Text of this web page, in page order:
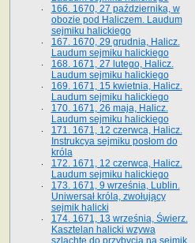
166. 1670, 27 października, w
obozie pod Haliczem. Laudum
sejmiku halickiego
167. 1670, 29 grudnia, Halicz.
Laudum sejmiku halickiego
168. 1671, 27 lutego, Halicz.
Laudum sejmiku halickiego
169. 1671, 15 kwietnia, Halicz.
Laudum sejmiku halickiego
170. 1671, 26 maja, Halicz.
Laudum sejmiku halickiego
171. 1671, 12 czerwca, Halicz.
Instrukcya sejmiku posłom do
króla
172. 1671, 12 czerwca, Halicz.
Laudum sejmiku halickiego
173. 1671, 9 września, Lublin.
Uniwersał króla, zwołujący
sejmik halicki
174. 1671, 13 września, Świerz.
Kasztelan halicki wzywa
szlachtę do przybycia na sejmik.